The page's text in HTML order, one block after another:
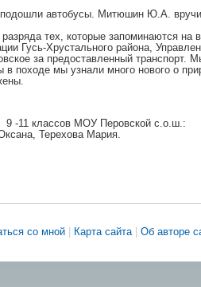
подошли автобусы. Митюшин Ю.А.
тех, которые запоминаются
Гусь-Хрустального района,
за предоставленный транспорт.
в походе мы узнали много нового о
9 -11 классов МОУ Перовской с.о.ш.:
Терехова Мария.
со мной Карта сайта|Об авторе